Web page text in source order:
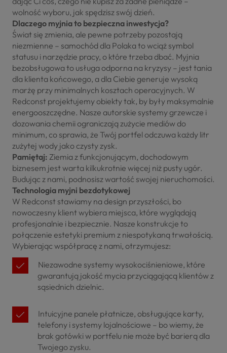
wolność wyboru, jak spędzisz swój dzień.
​Dlaczego myjnia to bezpieczna inwestycja?
​Świat się zmienia, ale pewne potrzeby pozostają
niezmienne – samochód dla Polaka to wciąż symbol
statusu i narzędzie pracy, o które trzeba dbać. Myjnia
bezobsługowa to usługa odporna na kryzysy – jest tania
dla klienta końcowego, a dla Ciebie generuje wysoką
marżę przy minimalnych kosztach operacyjnych. W
Redconst projektujemy obiekty tak, by były maksymalnie
energooszczędne. Nasze autorskie systemy grzewcze i
dozowania chemii ograniczają zużycie mediów do
minimum, co sprawia, że Twój portfel odczuwa każdy litr
zużytej wody jako czysty zysk.
Pamiętaj: Ziemia z funkcjonującym, dochodowym
biznesem jest warta kilkukrotnie więcej niż pusty ugór.
Budując z nami, podnosisz wartość swojej nieruchomości.
​Technologia myjni bezdotykowej
​W Redconst stawiamy na design przyszłości, bo
nowoczesny klient wybiera miejsca, które wyglądają
profesjonalnie i bezpiecznie. Nasze konstrukcje to
połączenie estetyki premium z niespotykaną trwałością.
Wybierając współpracę z nami, otrzymujesz:
Niezawodne systemy wysokociśnieniowe, które
gwarantują jakość mycia przyciągającą klientów z
sąsiednich dzielnic.
Intuicyjne panele płatnicze, obsługujące karty,
telefony i systemy lojalnościowe – bo wiemy, że
brak gotówki w portfelu nie może być barierą dla
Twojego zysku.